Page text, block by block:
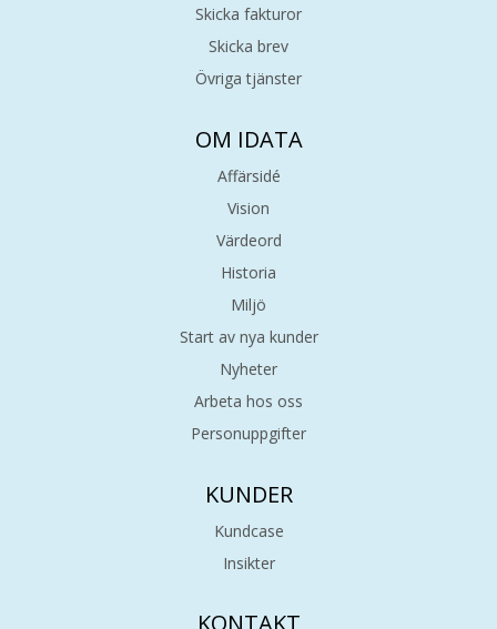
Skicka fakturor
Skicka brev
Övriga tjänster
OM IDATA
Affärsidé
Vision
Värdeord
Historia
Miljö
Start av nya kunder
Nyheter
Arbeta hos oss
Personuppgifter
KUNDER
Kundcase
Insikter